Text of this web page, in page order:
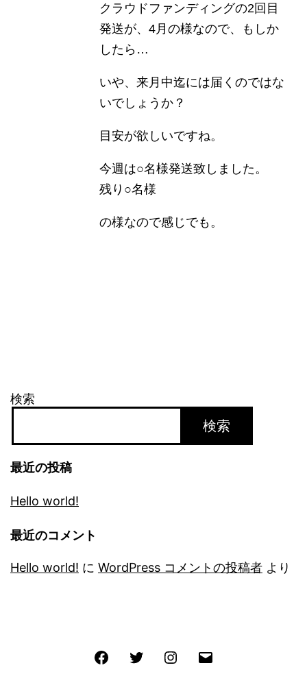
クラウドファンディングの2回目
発送が、4月の様なので、もしか
したら…
いや、来月中迄には届くのではな
いでしょうか？
目安が欲しいですね。
今週は○名様発送致しました。
残り○名様
の様なので感じでも。
検索
検索
最近の投稿
Hello world!
最近のコメント
Hello world! に WordPress コメントの投稿者 より
FacebookTwitter Instagram